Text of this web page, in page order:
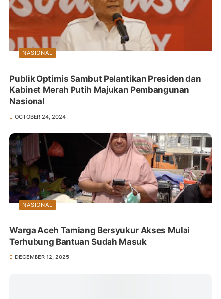
NASIONAL
Publik Optimis Sambut Pelantikan Presiden dan
Kabinet Merah Putih Majukan Pembangunan
Nasional
OCTOBER 24, 2024
NASIONAL
Warga Aceh Tamiang Bersyukur Akses Mulai
Terhubung Bantuan Sudah Masuk
DECEMBER 12, 2025